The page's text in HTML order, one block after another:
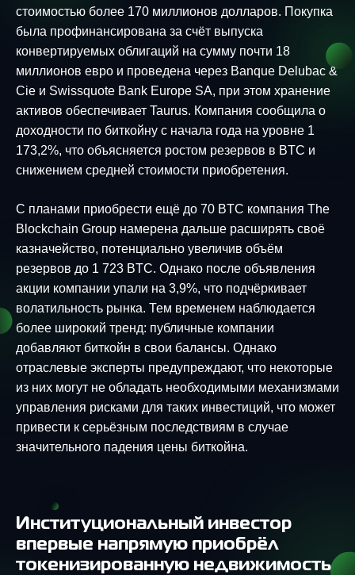
стоимостью более 170 миллионов долларов. Покупка
была профинансирована за счёт выпуска
конвертируемых облигаций на сумму почти 18
миллионов евро и проведена через Banque Delubac &
Cie и Swissquote Bank Europe SA, при этом хранение
активов обеспечивает Taurus. Компания сообщила о
доходности по биткойну с начала года на уровне 1
173,2%, что объясняется ростом резервов в BTC и
снижением средней стоимости приобретения.
С планами приобрести ещё до 70 BTC компания The
Blockchain Group намерена дальше расширять своё
казначейство, потенциально увеличив объём
резервов до 1 723 BTC. Однако после объявления
акции компании упали на 3,9%, что подчёркивает
волатильность рынка. Тем временем наблюдается
более широкий тренд: публичные компании
добавляют биткойн в свои балансы. Однако
отраслевые эксперты предупреждают, что некоторые
из них могут не обладать необходимыми механизмами
управления рисками для таких инвестиций, что может
привести к серьёзным последствиям в случае
значительного падения цены биткойна.
Институциональный инвестор
впервые напрямую приобрёл
токенизированную недвижимость